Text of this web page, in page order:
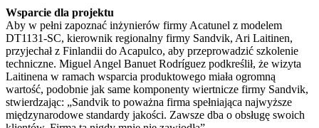
Wsparcie dla projektu
Aby w pełni zapoznać inżynierów firmy Acatunel z modelem
DT1131-SC, kierownik regionalny firmy Sandvik, Ari Laitinen,
przyjechał z Finlandii do Acapulco, aby przeprowadzić szkolenie
techniczne. Miguel Angel Banuet Rodríguez podkreślił, że wizyta
Laitinena w ramach wsparcia produktowego miała ogromną
wartość, podobnie jak same komponenty wiertnicze firmy Sandvik,
stwierdzając: „Sandvik to poważna firma spełniająca najwyższe
międzynarodowe standardy jakości. Zawsze dba o obsługę swoich